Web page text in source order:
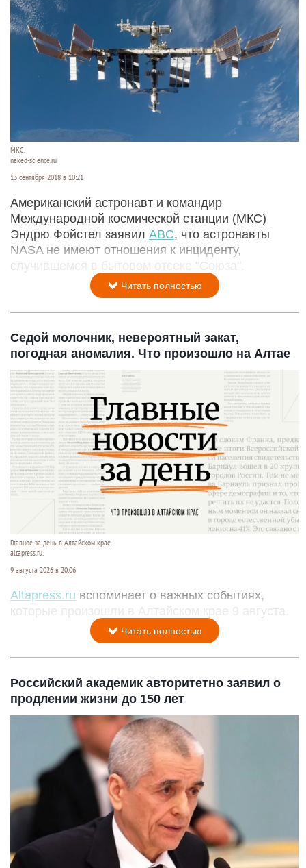
МКС.
naked-science.ru
13 сентября 2018 в 10:21
Американский астронавт и командир
Международной космической станции (МКС)
Эндрю Фойстел заявил ABC, что астронавты
NASA не имеют отношения к инциденту,
случившемся в бытовом отсеке "Союза".
Читать полностью
Седой молочник, невероятный закат,
погодная аномалия. Что произошло на Алтае
Главное за день в Алтайском крае.
altapress.ru.
9 августа 2026 в 20:06
Altapress.ru вспоминает о важных событиях,
которые произошли в Алтайском крае 9 августа.
Читать полностью
Российский академик авторитетно заявил о
продлении жизни до 150 лет